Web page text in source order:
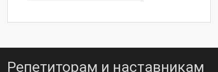
Репетиторам и наставникам